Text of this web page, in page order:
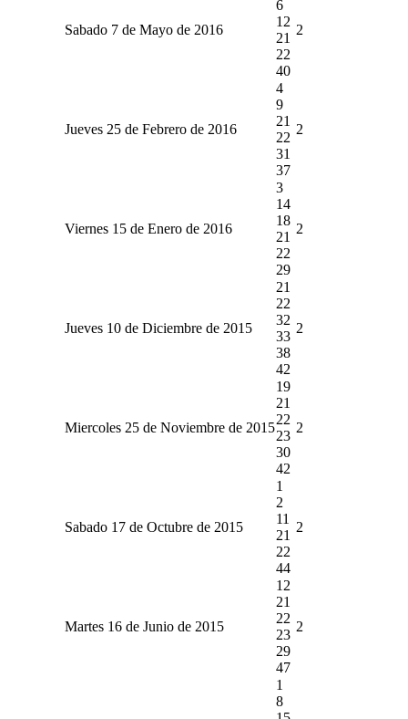
Sabado 7 de Mayo de 2016
6
12
21
22
40
2
Jueves 25 de Febrero de 2016
4
9
21
22
31
37
2
Viernes 15 de Enero de 2016
3
14
18
21
22
29
2
Jueves 10 de Diciembre de 2015
21
22
32
33
38
42
2
Miercoles 25 de Noviembre de 2015
19
21
22
23
30
42
2
Sabado 17 de Octubre de 2015
1
2
11
21
22
44
2
Martes 16 de Junio de 2015
12
21
22
23
29
47
2
1
8